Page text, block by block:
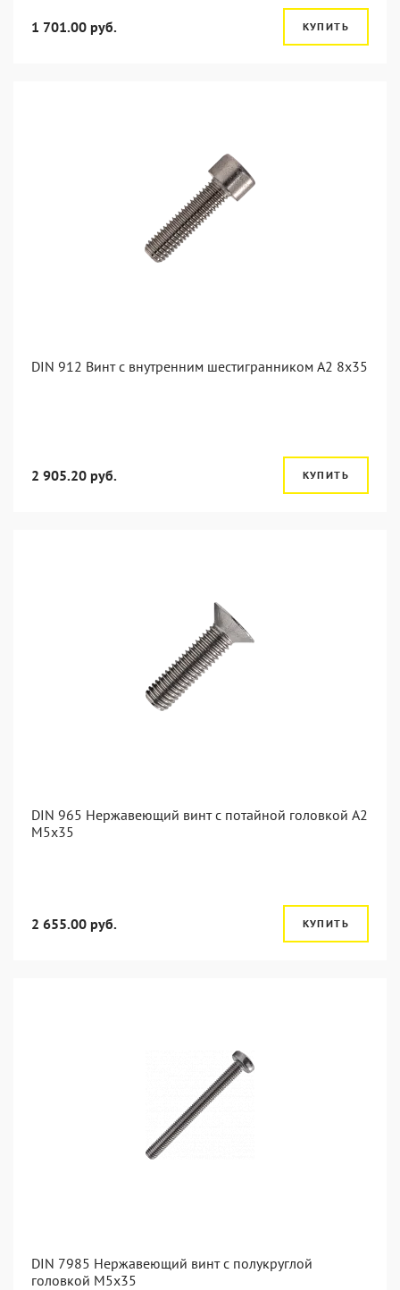
1 701.00 руб. КУПИТЬ
DIN 912 Винт с внутренним шестигранником А2 8х35
2 905.20 руб. КУПИТЬ
DIN 965 Нержавеющий винт с потайной головкой А2
М5x35
2 655.00 руб. КУПИТЬ
DIN 7985 Нержавеющий винт с полукруглой
головкой М5х35